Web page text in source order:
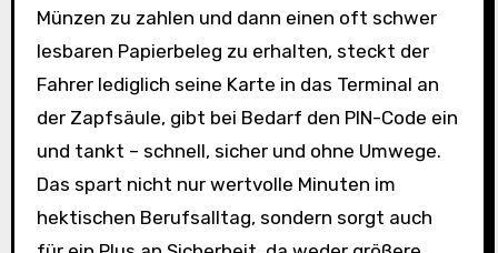
Münzen zu zahlen und dann einen oft schwer
lesbaren Papierbeleg zu erhalten, steckt der
Fahrer lediglich seine Karte in das Terminal an
der Zapfsäule, gibt bei Bedarf den PIN-Code ein
und tankt – schnell, sicher und ohne Umwege.
Das spart nicht nur wertvolle Minuten im
hektischen Berufsalltag, sondern sorgt auch